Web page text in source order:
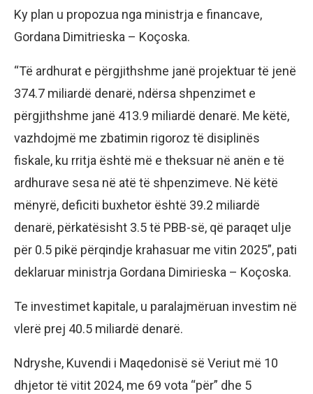
Ky plan u propozua nga ministrja e financave,
Gordana Dimitrieska – Koçoska.
“Të ardhurat e përgjithshme janë projektuar të jenë
374.7 miliardë denarë, ndërsa shpenzimet e
përgjithshme janë 413.9 miliardë denarë. Me këtë,
vazhdojmë me zbatimin rigoroz të disiplinës
fiskale, ku rritja është më e theksuar në anën e të
ardhurave sesa në atë të shpenzimeve. Në këtë
mënyrë, deficiti buxhetor është 39.2 miliardë
denarë, përkatësisht 3.5 të PBB-së, që paraqet ulje
për 0.5 pikë përqindje krahasuar me vitin 2025”, pati
deklaruar ministrja Gordana Dimirieska – Koçoska.
Te investimet kapitale, u paralajmëruan investim në
vlerë prej 40.5 miliardë denarë.
Ndryshe, Kuvendi i Maqedonisë së Veriut më 10
dhjetor të vitit 2024, me 69 vota “për” dhe 5